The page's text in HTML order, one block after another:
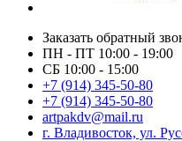
Заказать обратный
ПН - ПТ 10:00 - 19:00
СБ 10:00 - 15:00
+7 (914) 345-50-80
+7 (914) 345-50-80
artpakdv@mail.ru
г. Владивосток, ул.